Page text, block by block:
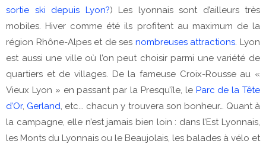
sortie ski depuis Lyon?) Les lyonnais sont d’ailleurs très
mobiles. Hiver comme été ils profitent au maximum de la
région Rhône-Alpes et de ses nombreuses attractions . Lyon
est aussi une ville où l’on peut choisir parmi une variété de
quartiers et de villages. De la fameuse Croix-Rousse au «
Vieux Lyon » en passant par la Presqu’île, le Parc de la Tête
d’Or, Gerland , etc... chacun y trouvera son bonheur… Quant à
la campagne, elle n’est jamais bien loin : dans l’Est Lyonnais,
les Monts du Lyonnais ou le Beaujolais, les balades à vélo et